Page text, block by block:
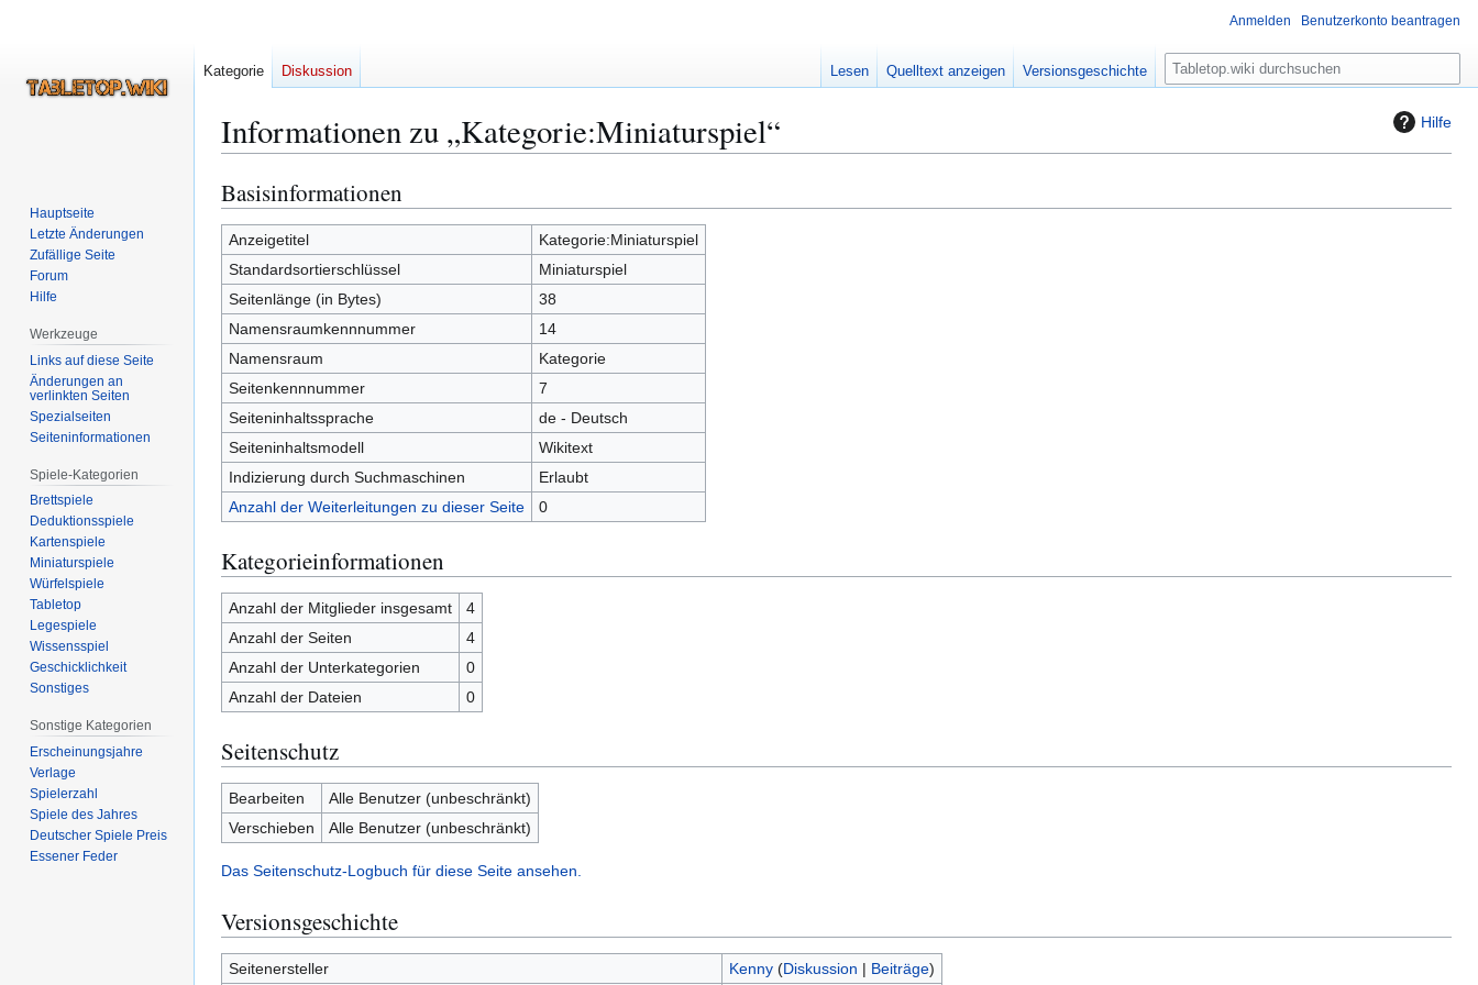
Hilfe
Informationen zu „Kategorie:Miniaturspiel“
Zur
Navigation
springen
Zur
Suche
springen
Basisinformationen
Anzeigetitel
Kategorie:Miniaturspiel
Standardsortierschlüssel
Miniaturspiel
Seitenlänge (in Bytes)
38
Namensraumkennnummer
14
Namensraum
Kategorie
Seitenkennnummer
7
Seiteninhaltssprache
de - Deutsch
Seiteninhaltsmodell
Wikitext
Indizierung durch Suchmaschinen
Erlaubt
Anzahl der Weiterleitungen zu dieser Seite
0
Kategorieinformationen
Anzahl der Mitglieder insgesamt
4
Anzahl der Seiten
4
Anzahl der Unterkategorien
0
Anzahl der Dateien
0
Seitenschutz
Bearbeiten
Alle Benutzer (unbeschränkt)
Verschieben
Alle Benutzer (unbeschränkt)
Das Seitenschutz-Logbuch für diese Seite ansehen.
Versionsgeschichte
Seitenersteller Kenny (Diskussion | Beiträge)
Anmelden Benutzerkonto beantragen
Kategorie Diskussion Lesen Quelltext anzeigen Versionsgeschichte
S
u
e
Hauptseite
Letzte Änderungen
Zufällige Seite
Forum
Hilfe
Werkzeuge
Links auf diese Seite
Änderungen an
verlinkten Seiten
Spezialseiten
Seiten­­informationen
Spiele-Kategorien
Brettspiele
Deduktionsspiele
Kartenspiele
Miniaturspiele
Würfelspiele
Tabletop
Legespiele
Wissensspiel
Geschicklichkeit
Sonstiges
Sonstige Kategorien
Erscheinungsjahre
Verlage
Spielerzahl
Spiele des Jahres
Deutscher Spiele Preis
Essener Feder